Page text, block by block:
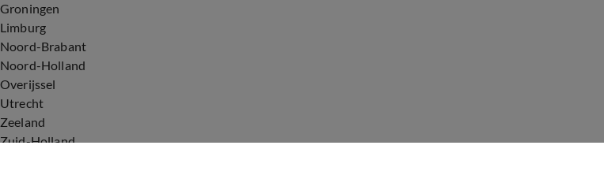
Groningen
Limburg
Noord-Brabant
Noord-Holland
Overijssel
Utrecht
Zeeland
Zuid-Holland